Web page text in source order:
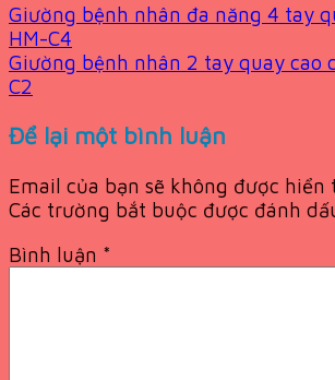
Giường bệnh nhân đa năng 4 tay
HM-C4
Giường bệnh nhân 2 tay quay cao
C2
Để lại một bình luận
Email của bạn sẽ không được hiển
Các trường bắt buộc được đánh
Bình luận *